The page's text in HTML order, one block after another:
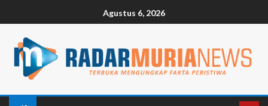
Agustus 6, 2026